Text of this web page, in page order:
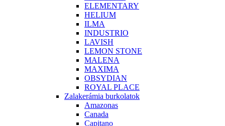
ELEMENTARY
HELIUM
ILMA
INDUSTRIO
LAVISH
LEMON STONE
MALENA
MAXIMA
OBSYDIAN
ROYAL PLACE
Zalakerámia burkolatok
Amazonas
Canada
Capitano